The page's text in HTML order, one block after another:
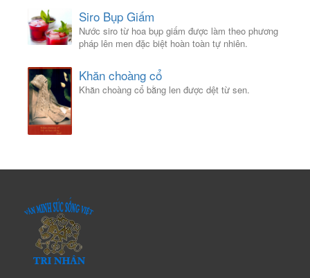
Siro Bụp Giấm
Nước siro từ hoa bụp giấm được làm theo phương
pháp lên men đặc biệt hoàn toàn tự nhiên.
Khăn choàng cổ
Khăn choàng cổ bằng len được dệt từ sen.